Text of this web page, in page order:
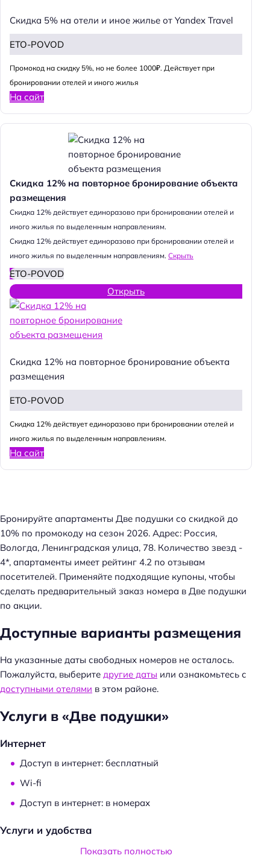
Скидка 5% на отели и иное жилье от Yandex Travel
ETO-POVOD
Промокод на скидку 5%, но не более 1000₽. Действует при
бронировании отелей и иного жилья
На сайт
Скидка 12% на повторное бронирование объекта
размещения
Cкидка 12% действует единоразово при бронировании отелей и
иного жилья по выделенным направлениям.
Cкидка 12% действует единоразово при бронировании отелей и
иного жилья по выделенным направлениям. Скрыть
ETO-POVOD
Открыть
Скидка 12% на повторное бронирование объекта
размещения
ETO-POVOD
Cкидка 12% действует единоразово при бронировании отелей и
иного жилья по выделенным направлениям.
На сайт
Бронируйте апартаменты Две подушки со скидкой до
10% по промокоду на сезон 2026. Адрес: Россия,
Вологда, Ленинградская улица, 78. Количество звезд -
4*, апартаменты имеет рейтинг 4.2 по отзывам
посетителей. Применяйте подходящие купоны, чтобы
сделать предварительный заказ номера в Две подушки
по акции.
Доступные варианты размещения
На указанные даты свободных номеров не осталось.
Пожалуйста, выберите другие даты или ознакомьтесь с
доступными отелями в этом районе.
Услуги в «Две подушки»
Интернет
Доступ в интернет: бесплатный
Wi-fi
Доступ в интернет: в номерах
Услуги и удобства
Проживание с животными: платно
Показать полностью